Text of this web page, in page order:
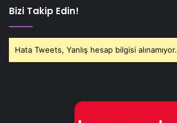
Bizi Takip Edin!
Hata Tweets, Yanlış hesap bilgisi alınamıyor.